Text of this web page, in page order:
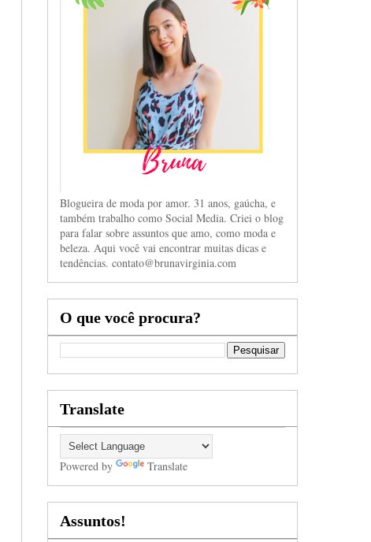
Blogueira de moda por amor. 31 anos, gaúcha, e
também trabalho como Social Media. Criei o blog
para falar sobre assuntos que amo, como moda e
beleza. Aqui você vai encontrar muitas dicas e
tendências. contato@brunavirginia.com
O que você procura?
Translate
Powered by Translate
Assuntos!